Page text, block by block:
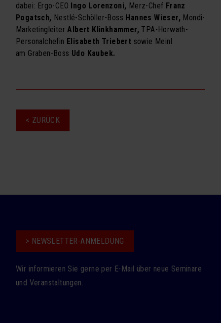
dabei: Ergo-CEO Ingo Lorenzoni, Merz-Chef Franz
Pogatsch, Nestlé-Schöller-Boss Hannes Wieser, Mondi-
Marketingleiter Albert Klinkhammer, TPA-Horwath-
Personalchefin Elisabeth Triebert sowie Meinl
am Graben-Boss Udo Kaubek.
< ZURÜCK
> NEWSLETTER-ANMELDUNG
Wir informieren Sie gerne per E-Mail über neue Seminare
und Veranstaltungen.